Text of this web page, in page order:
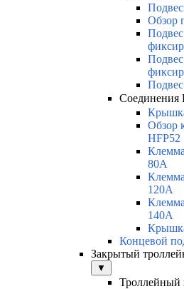
Обзор
Соединения
Обзор
HFP52
80A
120A
140A
Концевой
Закрытый
▼
Троллейный